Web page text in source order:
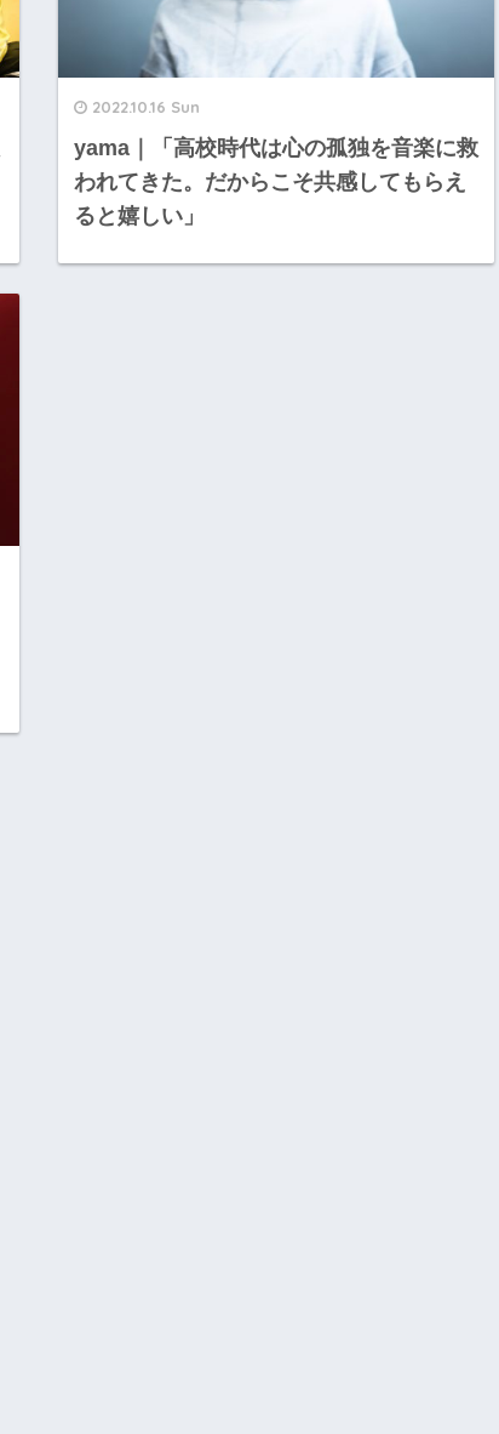
2022.10.16 Sun
yama｜「高校時代は心の孤独を音楽に救
われてきた。だからこそ共感してもらえ
ると嬉しい」